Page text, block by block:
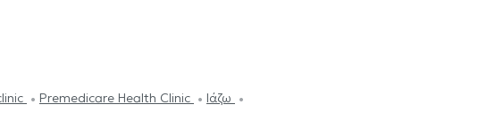
Premedicare Health Clinic
Ιάζω